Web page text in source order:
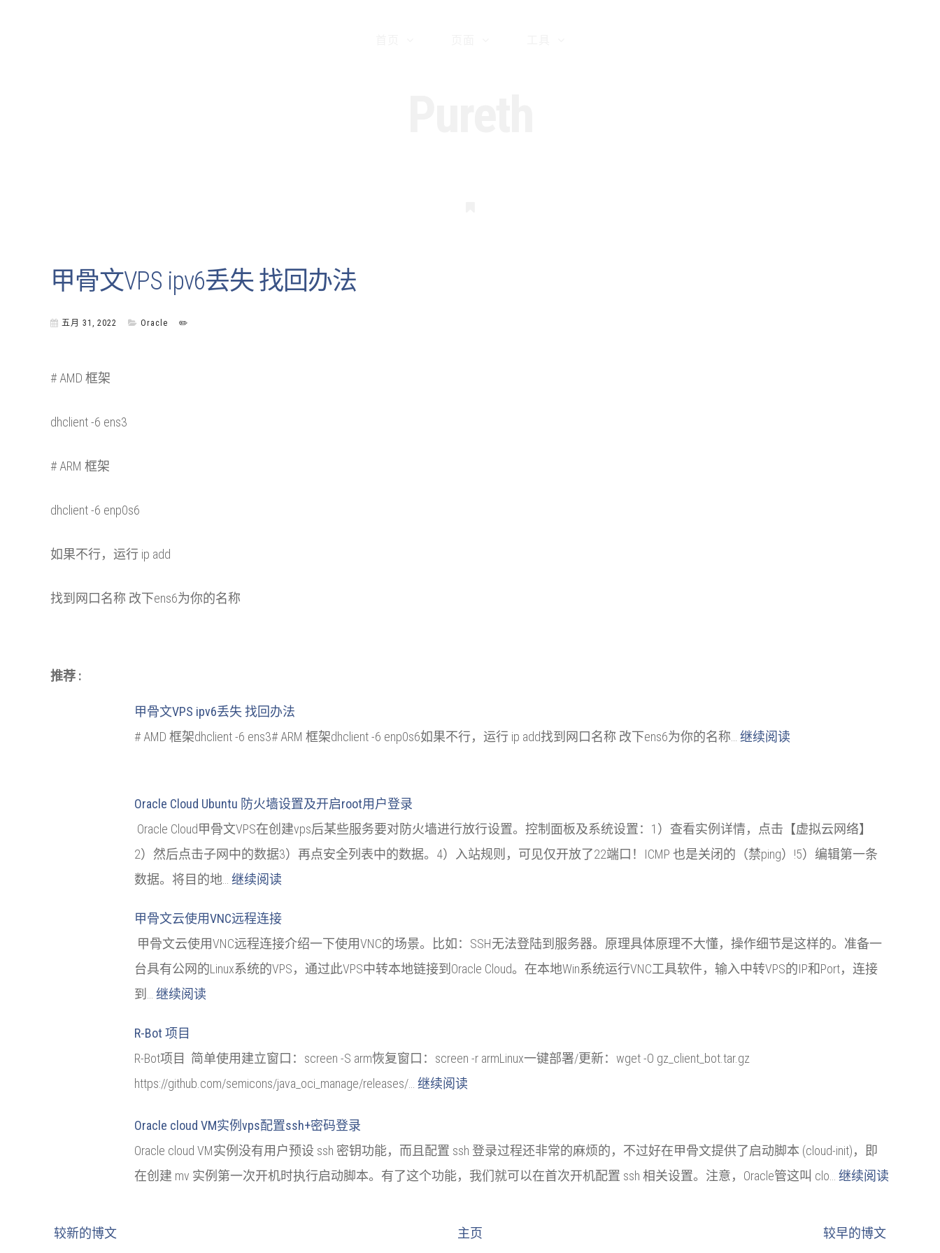
甲骨文VPS ipv6丢失 找回办法
五月 31, 2022 Oracle ✏️
# AMD 框架
dhclient -6 ens3
# ARM 框架
dhclient -6 enp0s6
如果不行，运行 ip add
找到网口名称 改下ens6为你的名称
推荐 :
甲骨文VPS ipv6丢失 找回办法
# AMD 框架dhclient -6 ens3# ARM 框架dhclient -6 enp0s6如果不行，运行 ip add找到网口名称 改下ens6为你的名称… 继续阅读
Oracle Cloud Ubuntu 防火墙设置及开启root用户登录
Oracle Cloud甲骨文VPS在创建vps后某些服务要对防火墙进行放行设置。控制面板及系统设置：1）查看实例详情，点击【虚拟云网络】
2）然后点击子网中的数据3）再点安全列表中的数据。4）入站规则，可见仅开放了22端口！ICMP 也是关闭的（禁ping）!5）编辑第一条
数据。将目的地… 继续阅读
甲骨文云使用VNC远程连接
甲骨文云使用VNC远程连接介绍一下使用VNC的场景。比如：SSH无法登陆到服务器。原理具体原理不大懂，操作细节是这样的。准备一
台具有公网的Linux系统的VPS，通过此VPS中转本地链接到Oracle Cloud。在本地Win系统运行VNC工具软件，输入中转VPS的IP和Port，连接
到… 继续阅读
R-Bot 项目
R-Bot项目 简单使用建立窗口：screen -S arm恢复窗口：screen -r armLinux一键部署/更新：wget -O gz_client_bot.tar.gz
https://github.com/semicons/java_oci_manage/releases/… 继续阅读
Oracle cloud VM实例vps配置ssh+密码登录
Oracle cloud VM实例没有用户预设 ssh 密钥功能，而且配置 ssh 登录过程还非常的麻烦的，不过好在甲骨文提供了启动脚本 (cloud-init)，即
在创建 mv 实例第一次开机时执行启动脚本。有了这个功能，我们就可以在首次开机配置 ssh 相关设置。注意，Oracle管这叫 clo… 继续阅读
较新的博文 较早的博文
主页